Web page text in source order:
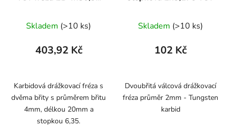
Skladem (>10 ks)
403,92 Kč
Karbidová drážkovací fréza s
dvěma břity s průměrem břitu
4mm, délkou 20mm a
stopkou 6,35.
Skladem (>10 ks)
102 Kč
Dvoubřitá válcová drážkovací
fréza průměr 2mm - Tungsten
karbid